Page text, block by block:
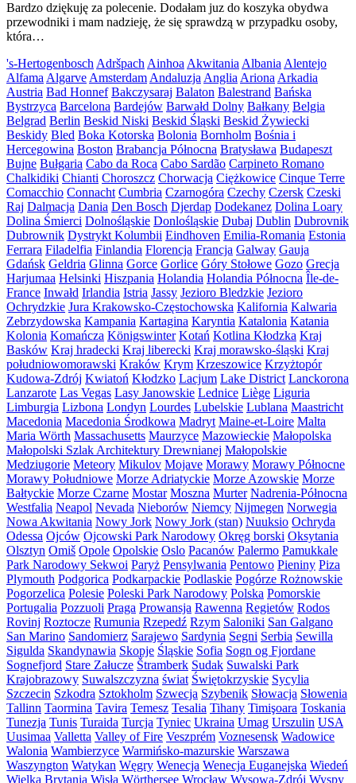
Bardzo dziękuję za polecenie. Dodałam juz do koszyka obydwa
przewodniki i mam nadzieję, że się sprawdzą w przypadku osoby,
która…
's-Hertogenbosch Adršpach Ainhoa Akwitania Albania Alentejo
Alfama Algarve Amsterdam Andaluzja Anglia Ariona Arkadia
Austria Bad Honnef Bakczysaraj Balaton Balestrand Bańska
Bystrzyca Barcelona Bardejów Barwałd Dolny Bałkany Belgia
Belgrad Berlin Beskid Niski Beskid Śląski Beskid Żywiecki
Beskidy Bled Boka Kotorska Bolonia Bornholm Bośnia i
Hercegowina Boston Brabancja Północna Bratysława Budapeszt
Bujne Bułgaria Cabo da Roca Cabo Sardão Carpineto Romano
Chalkidiki Chianti Choroszcz Chorwacja Ciężkowice Cinque Terre
Comacchio Connacht Cumbria Czarnogóra Czechy Czersk Czeski
Raj Dalmacja Dania Den Bosch Djerdap Dodekanez Dolina Loary
Dolina Śmierci Dolnośląskie Donlośląskie Dubaj Dublin Dubrovnik
Dubrownik Dystrykt Kolumbii Eindhoven Emilia-Romania Estonia
Ferrara Filadelfia Finlandia Florencja Francja Galway Gauja
Gdańsk Geldria Glinna Gorce Gorlice Góry Stołowe Gozo Grecja
Harjumaa Helsinki Hiszpania Holandia Holandia Północna Île-de-
France Inwałd Irlandia Istria Jassy Jezioro Bledzkie Jezioro
Ochrydzkie Jura Krakowsko-Częstochowska Kalifornia Kalwaria
Zebrzydowska Kampania Kartagina Karyntia Katalonia Katania
Kolonia Komańcza Königswinter Kotań Kotlina Kłodzka Kraj
Basków Kraj hradecki Kraj liberecki Kraj morawsko-śląski Kraj
południowomorawski Kraków Krym Krzeszowice Krzyżtopór
Kudowa-Zdrój Kwiatoń Kłodzko Lacjum Lake District Lanckorona
Lanzarote Las Vegas Lasy Janowskie Lednice Liège Liguria
Limburgia Lizbona Londyn Lourdes Lubelskie Lublana Maastricht
Macedonia Macedonia Środkowa Madryt Maine-et-Loire Malta
Maria Wörth Massachusetts Maurzyce Mazowieckie Małopolska
Małopolski Szlak Architektury Drewnianej Małopolskie
Medziugorie Meteory Mikulov Mojave Morawy Morawy Północne
Morawy Południowe Morze Adriatyckie Morze Azowskie Morze
Bałtyckie Morze Czarne Mostar Moszna Murter Nadrenia-Północna
Westfalia Neapol Nevada Nieborów Niemcy Nijmegen Norwegia
Nowa Akwitania Nowy Jork Nowy Jork (stan) Nuuksio Ochryda
Odessa Ojców Ojcowski Park Narodowy Okręg borski Oksytania
Olsztyn Omiš Opole Opolskie Oslo Pacanów Palermo Pamukkale
Park Narodowy Sekwoi Paryż Pensylwania Pentowo Pieniny Piza
Plymouth Podgorica Podkarpackie Podlaskie Pogórze Rożnowskie
Pogorzelica Polesie Poleski Park Narodowy Polska Pomorskie
Portugalia Pozzuoli Praga Prowansja Rawenna Regietów Rodos
Rovinj Roztocze Rumunia Rzepedź Rzym Saloniki San Galgano
San Marino Sandomierz Sarajewo Sardynia Segni Serbia Sewilla
Sigulda Skandynawia Skopje Śląskie Sofia Sogn og Fjordane
Sognefjord Stare Załucze Štramberk Sudak Suwalski Park
Krajobrazowy Suwalszczyzna świat Świętokrzyskie Sycylia
Szczecin Szkodra Sztokholm Szwecja Szybenik Słowacja Słowenia
Tallinn Taormina Tavira Temesz Tesalia Tihany Timişoara Toskania
Tunezja Tunis Turaida Turcja Tyniec Ukraina Umag Urszulin USA
Uusimaa Valletta Valley of Fire Veszprém Voznesensk Wadowice
Walonia Wambierzyce Warmińsko-mazurskie Warszawa
Waszyngton Watykan Węgry Wenecja Wenecja Euganejska Wiedeń
Wielka Brytania Wisła Wörthersee Wrocław Wysowa-Zdrój Wyspy